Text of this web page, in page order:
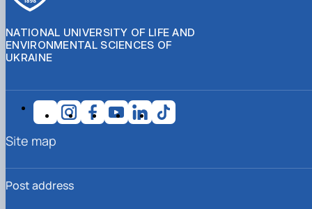
NATIONAL UNIVERSITY OF LIFE AND
ENVIRONMENTAL SCIENCES OF
UKRAINE
Post address
Site map